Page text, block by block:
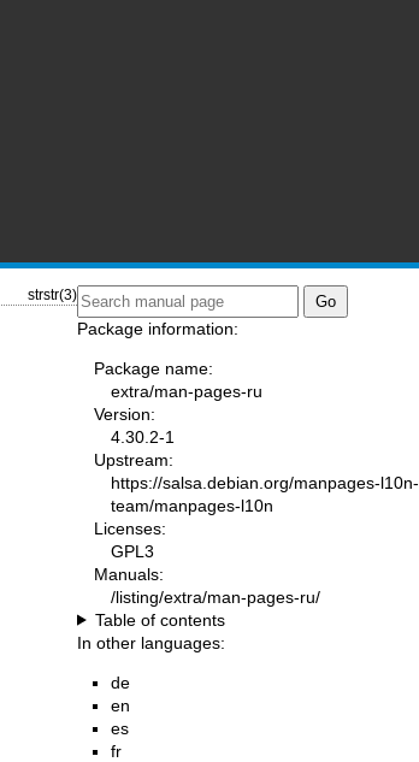
strstr(3)
Package information:
Package name:
extra/man-pages-ru
Version:
4.30.2-1
Upstream:
https://salsa.debian.org/manpages-l10n-
team/manpages-l10n
Licenses:
GPL3
Manuals:
/listing/extra/man-pages-ru/
Table of contents
In other languages:
de
en
es
fr